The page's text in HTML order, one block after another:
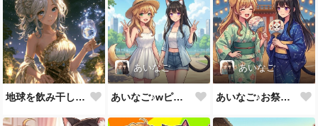
地球を飲み干してみる？
あいなご
あいなご♪wピース💕
あいなご
あいなご♪お祭りのカワイイうちわ💕